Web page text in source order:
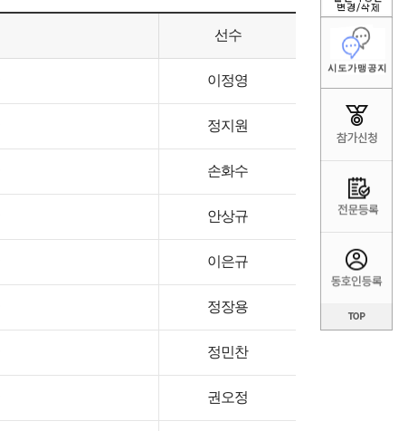
선수
이정영
정지원
손화수
안상규
이은규
정장용
정민찬
권오정